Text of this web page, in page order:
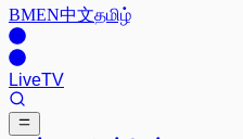
BMEN中文தமிழ்
LiveTV